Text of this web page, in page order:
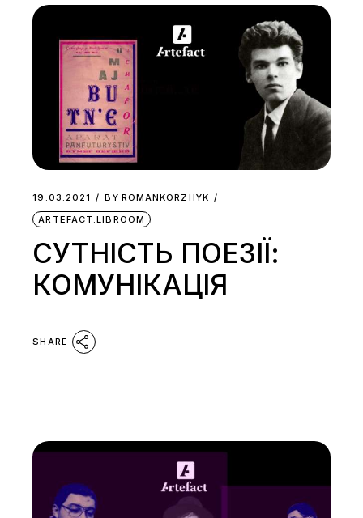
19.03.2021 BY ROMANKORZHYK
ARTEFACT.LIBROOM
СУТНІСТЬ ПОЕЗІЇ:
КОМУНІКАЦІЯ
SHARE